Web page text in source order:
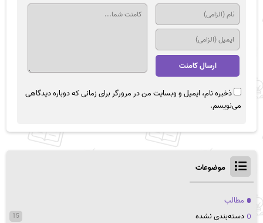
ذخیره نام، ایمیل و وبسایت من در مرورگر برای زمانی که دوباره دیدگاهی
می‌نویسم.
موضوعات
مطالب
دسته‌بندی نشده
15